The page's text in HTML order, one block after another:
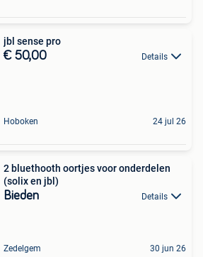
jbl sense pro
€ 50,00 Details
Hoboken 24 jul 26
2 bluethooth oortjes voor onderdelen
(solix en jbl)
Bieden Details
Zedelgem 30 jun 26